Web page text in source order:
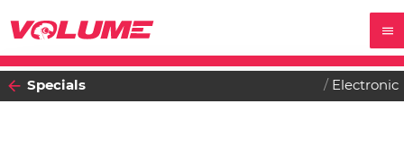
Specials Electronic